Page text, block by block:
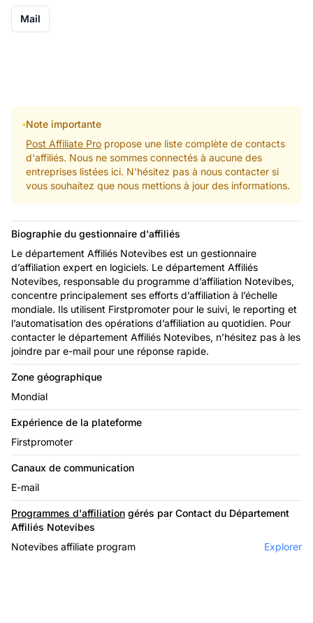
Mail
Note importante
Post Affiliate Pro propose une liste complète de contacts
d'affiliés. Nous ne sommes connectés à aucune des
entreprises listées ici. N'hésitez pas à nous contacter si
vous souhaitez que nous mettions à jour des informations.
Biographie du gestionnaire d'affiliés
Le département Affiliés Notevibes est un gestionnaire
d’affiliation expert en logiciels. Le département Affiliés
Notevibes, responsable du programme d’affiliation Notevibes,
concentre principalement ses efforts d’affiliation à l’échelle
mondiale. Ils utilisent Firstpromoter pour le suivi, le reporting et
l’automatisation des opérations d’affiliation au quotidien. Pour
contacter le département Affiliés Notevibes, n’hésitez pas à les
joindre par e-mail pour une réponse rapide.
Zone géographique
Mondial
Expérience de la plateforme
Firstpromoter
Canaux de communication
E-mail
Programmes d'affiliation gérés par Contact du Département
Affiliés Notevibes
Notevibes affiliate program
Explorer